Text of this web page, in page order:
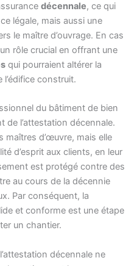
décennale, ce qui
légale, mais aussi une
le maître d’ouvrage. En cas
rôle crucial en offrant une
qui pourraient altérer la
construit.
du bâtiment de bien
l’attestation décennale.
maîtres d’œuvre, mais elle
d’esprit aux clients, en leur
est protégé contre des
au cours de la décennie
Par conséquent, la
et conforme est une étape
un chantier.
décennale ne